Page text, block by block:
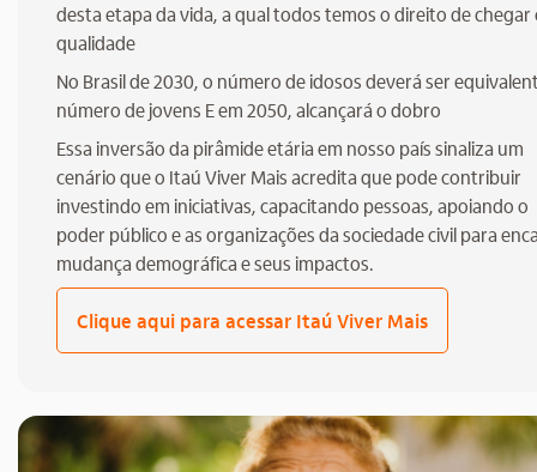
desta etapa da vida, a qual todos temos o direito de chegar
qualidade
No Brasil de 2030, o número de idosos deverá ser
número de jovens E em 2050, alcançará o dobro
Essa inversão da pirâmide etária em nosso país sinaliza um
cenário que o Itaú Viver Mais acredita que pode contribuir
investindo em iniciativas, capacitando pessoas, apoiando o
poder público e as organizações da sociedade civil para
mudança demográfica e seus impactos.
Clique aqui para acessar Itaú Viver Mais